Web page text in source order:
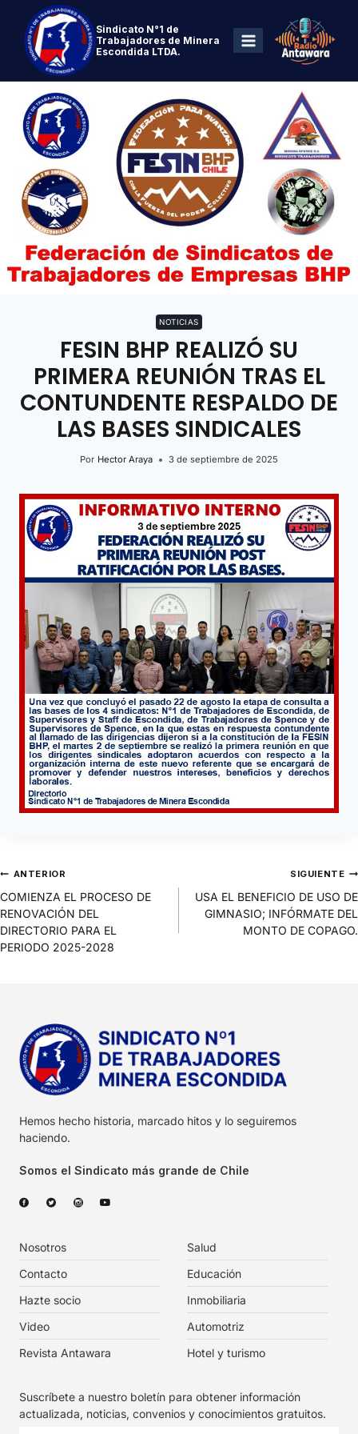
Sindicato N°1 de
Trabajadores de Minera
Escondida LTDA.
NOTICIAS
FESIN BHP REALIZÓ SU
PRIMERA REUNIÓN TRAS EL
CONTUNDENTE RESPALDO DE
LAS BASES SINDICALES
Por Hector Araya 3 de septiembre de 2025
ANTERIOR
COMIENZA EL PROCESO DE
RENOVACIÓN DEL
DIRECTORIO PARA EL
PERIODO 2025-2028
SIGUIENTE
USA EL BENEFICIO DE USO DE
GIMNASIO; INFÓRMATE DEL
MONTO DE COPAGO.
Hemos hecho historia, marcado hitos y lo seguiremos
haciendo.
Somos el Sindicato más grande de Chile
Nosotros
Contacto
Hazte socio
Video
Revista Antawara
Salud
Educación
Inmobiliaria
Automotriz
Hotel y turismo
Suscríbete a nuestro boletín para obtener información
actualizada, noticias, convenios y conocimientos gratuitos.